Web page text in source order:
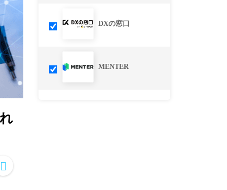
DXの窓口
MENTER